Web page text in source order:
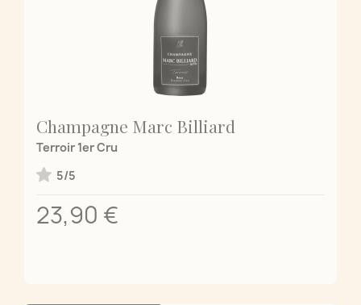
Champagne Marc Billiard
Terroir 1er Cru
5/5
23,90 €